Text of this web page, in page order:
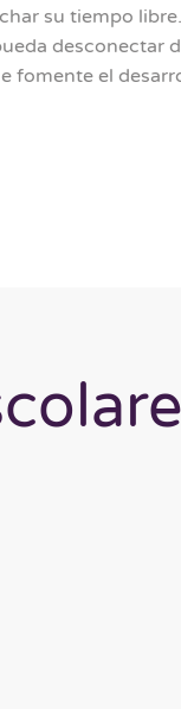
su tiempo
desconectar
fomente el